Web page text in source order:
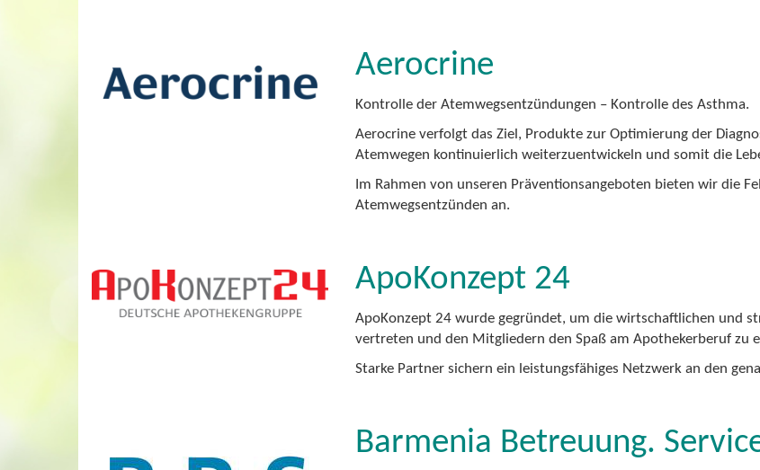
Aerocrine
Kontrolle der Atemwegsentzündungen – Kontrolle des Asthma.
Aerocrine verfolgt das Ziel, Produkte zur Optimierung der
Atemwegen kontinuierlich weiterzuentwickeln und somit die
Im Rahmen von unseren Präventionsangeboten bieten wir die
Atemwegsentzünden an.
ApoKonzept 24
ApoKonzept 24 wurde gegründet, um die wirtschaftlichen und
vertreten und den Mitgliedern den Spaß am Apothekerberuf zu
Starke Partner sichern ein leistungsfähiges Netzwerk an den
Barmenia Betreuung.